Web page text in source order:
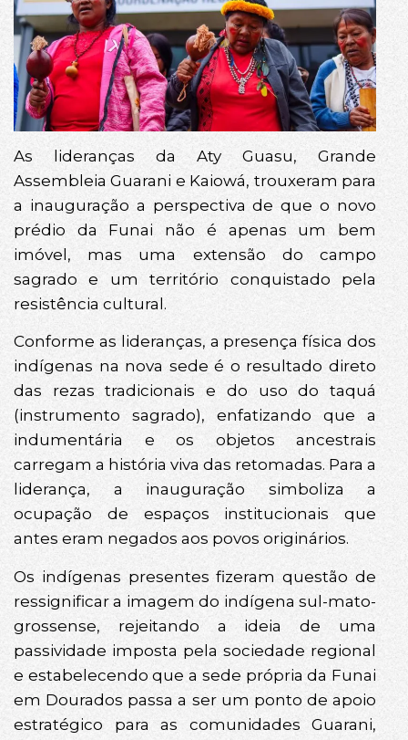
As lideranças da Aty Guasu, Grande
Assembleia Guarani e Kaiowá, trouxeram para
a inauguração a perspectiva de que o novo
prédio da Funai não é apenas um bem
imóvel, mas uma extensão do campo
sagrado e um território conquistado pela
resistência cultural.
Conforme as lideranças, a presença física dos
indígenas na nova sede é o resultado direto
das rezas tradicionais e do uso do taquá
(instrumento sagrado), enfatizando que a
indumentária e os objetos ancestrais
carregam a história viva das retomadas. Para a
liderança, a inauguração simboliza a
ocupação de espaços institucionais que
antes eram negados aos povos originários.
Os indígenas presentes fizeram questão de
ressignificar a imagem do indígena sul-mato-
grossense, rejeitando a ideia de uma
passividade imposta pela sociedade regional
e estabelecendo que a sede própria da Funai
em Dourados passa a ser um ponto de apoio
estratégico para as comunidades Guarani,